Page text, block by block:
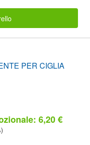
PER CIGLIA
6,20 €